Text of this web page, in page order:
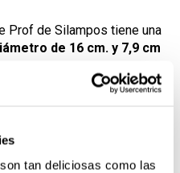
tan deliciosas como las
Prof de Silampos tiene una
de 16 cm. y 7,9 cm
cazo:
es un complemento
un diseño funcional y